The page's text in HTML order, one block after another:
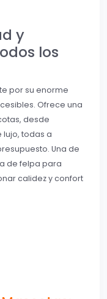
y
los
por su enorme
Ofrece una
desde
lujo, todas a
Una de
de felpa para
calidez y confort